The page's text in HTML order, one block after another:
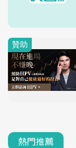
熱門推薦